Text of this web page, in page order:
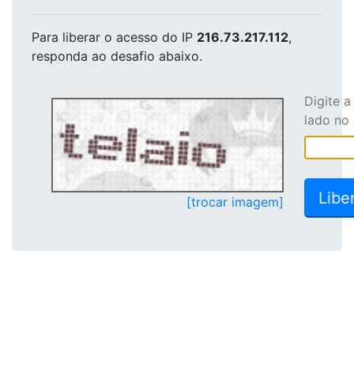
Para liberar o acesso do IP 216.73.217.112,
responda ao desafio abaixo.
[trocar imagem]
Digite
lado no